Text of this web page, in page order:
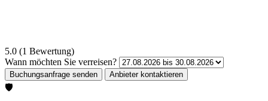
5.0 (1 Bewertung)
Wann möchten Sie verreisen?
🛡️